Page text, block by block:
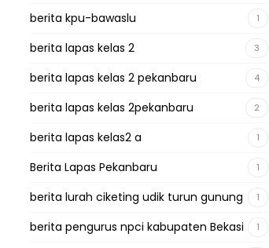
berita kpu-bawaslu 1
berita lapas kelas 2 3
berita lapas kelas 2 pekanbaru 4
berita lapas kelas 2pekanbaru 2
berita lapas kelas2 a 1
Berita Lapas Pekanbaru 1
berita lurah ciketing udik turun gunung 1
berita pengurus npci kabupaten Bekasi 1